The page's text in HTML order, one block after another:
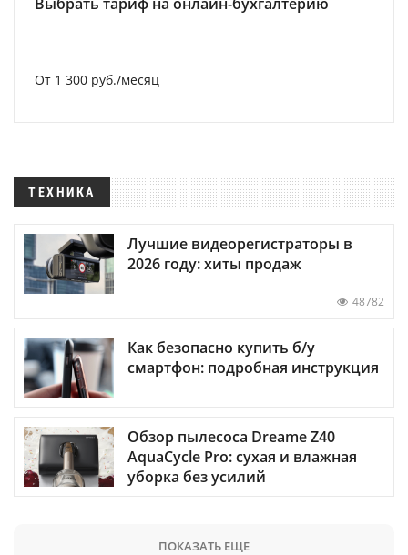
От 1 300 руб./месяц
ТЕХНИКА
Лучшие видеорегистраторы в
2026 году: хиты продаж
48782
Как безопасно купить б/у
смартфон: подробная инструкция
Обзор пылесоса Dreame Z40
AquaCycle Pro: сухая и влажная
уборка без усилий
ПОКАЗАТЬ ЕЩЕ